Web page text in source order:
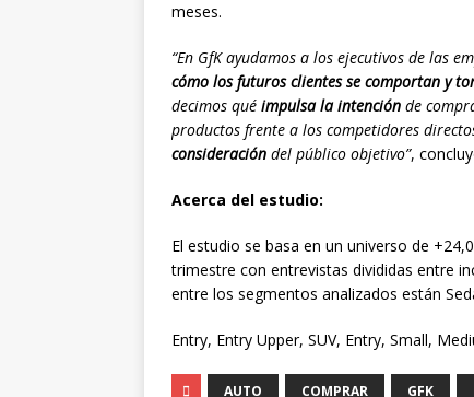
meses.
“En GfKayudamos a los ejecutivos de las
cómo los futuros clientes se comportan y
decimos qué impulsa la intención de
productos frente a los competidores
consideración del público objetivo”,
Acerca del estudio:
El estudio se basa en un universo de
trimestre con entrevistas divididas entre
entre los segmentos analizados están
Entry, Entry Upper, SUV, Entry, Small,
AUTO COMPRAR GFK